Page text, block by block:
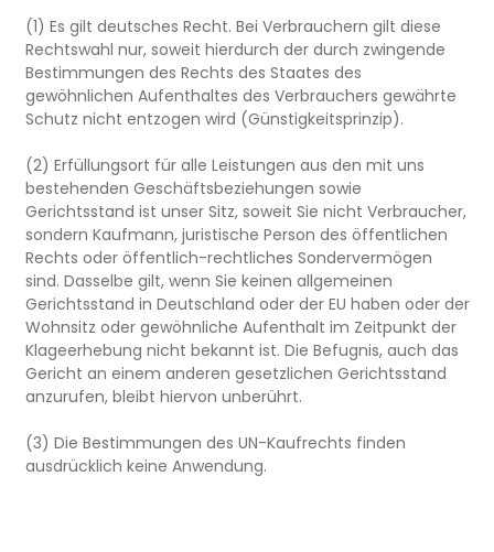
(1) Es gilt deutsches Recht. Bei Verbrauchern gilt diese
Rechtswahl nur, soweit hierdurch der durch zwingende
Bestimmungen des Rechts des Staates des
gewöhnlichen Aufenthaltes des Verbrauchers gewährte
Schutz nicht entzogen wird (Günstigkeitsprinzip).
(2) Erfüllungsort für alle Leistungen aus den mit uns
bestehenden Geschäftsbeziehungen sowie
Gerichtsstand ist unser Sitz, soweit Sie nicht Verbraucher,
sondern Kaufmann, juristische Person des öffentlichen
Rechts oder öffentlich-rechtliches Sondervermögen
sind. Dasselbe gilt, wenn Sie keinen allgemeinen
Gerichtsstand in Deutschland oder der EU haben oder der
Wohnsitz oder gewöhnliche Aufenthalt im Zeitpunkt der
Klageerhebung nicht bekannt ist. Die Befugnis, auch das
Gericht an einem anderen gesetzlichen Gerichtsstand
anzurufen, bleibt hiervon unberührt.
(3) Die Bestimmungen des UN-Kaufrechts finden
ausdrücklich keine Anwendung.